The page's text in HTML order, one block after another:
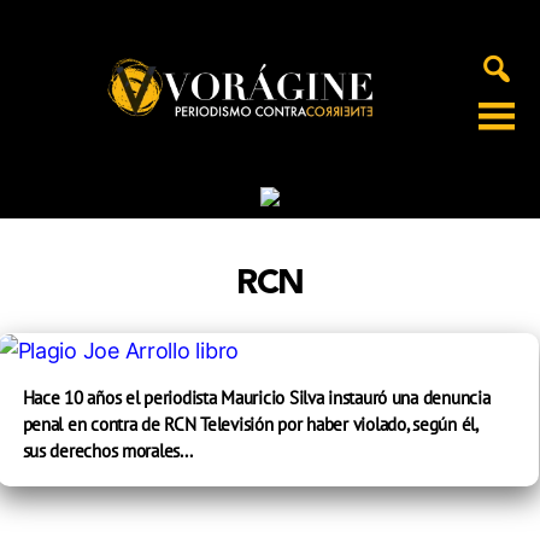
RCN
Hace 10 años el periodista Mauricio Silva instauró una denuncia
penal en contra de RCN Televisión por haber violado, según él,
sus derechos morales...